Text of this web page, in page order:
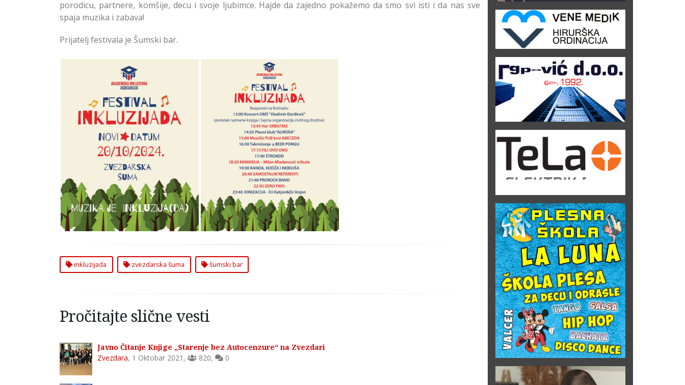
porodicu, partnere, komšije, decu i svoje ljubimce. Hajde da zajedno pokažemo da smo svi isti i da nas sve
spaja muzika i zabava!
Prijatelj festivala je Šumski bar.
Termin festivala Inkluzijada u
Zvezdarskoj šumi
Termin festivala Inkluzijada u
Zvezdarskoj šumi - Zvezdara
inkluzijada zvezdarska šuma šumski bar
Pročitajte slične vesti
Javno Čitanje Knjige „Starenje bez Autocenzure“ na Zvezdari
Zvezdara, 1 Oktobar 2021 , 820, 0